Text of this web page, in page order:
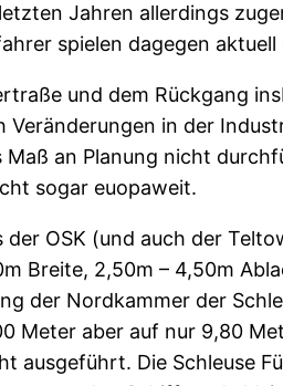
Jahren allerdings
spielen dagegen
und dem Rückgang
Veränderungen in der
an Planung nicht
sogar euopaweit.
OSK (und auch der
Breite, 2,50m – 4,50m
der Nordkammer der
Meter aber auf nur 9,80
ausgeführt. Die Schleuse